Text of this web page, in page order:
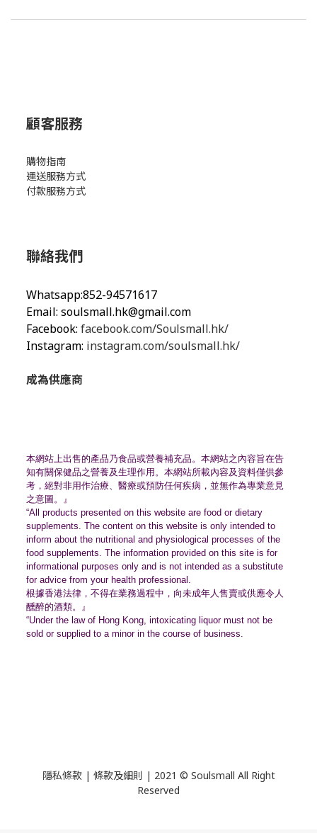
顧客服務
購物指南
運送服務方式
付款服務方式
聯絡我們
Whatsapp:852-94571617
Email: soulsmall.hk@gmail.com
Facebook: facebook.com/Soulsmall.hk/
Instagram: instagram.com/soulsmall.hk/
成為供應商
本網站上出售的產品乃食品或營養補充品。 本網站之內容旨在告
知有關保健品之營養及生理作用。 本網站所載內容及資料僅供參
考，絕對非用作治療、 醫療或預防任何疾病，並無作為專業意見
之意圖。』
“All products presented on this website are food or dietary
supplements. The content on this website is only intended to
inform about the nutritional and physiological processes of the
food supplements. The information provided on this site is for
informational purposes only and is not intended as a substitute
for advice from your health professional.
根據香港法律，不得在業務過程中， 向未成年人售賣或供應令人
醺醉的酒類。』
“Under the law of Hong Kong, intoxicating liquor must not be
sold or supplied to a minor in the course of business.
隱私條款 | 條款及細則 | 2021 © Soulsmall All Right
Reserved